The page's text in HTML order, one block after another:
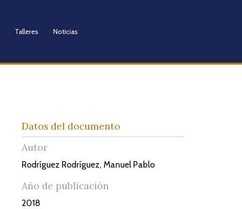
Talleres Noticias
Datos del documento
Autor
Rodríguez Rodríguez, Manuel Pablo
Año de publicación
2018